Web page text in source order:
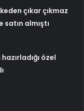
çıkar çıkmaz
almıştı
özel